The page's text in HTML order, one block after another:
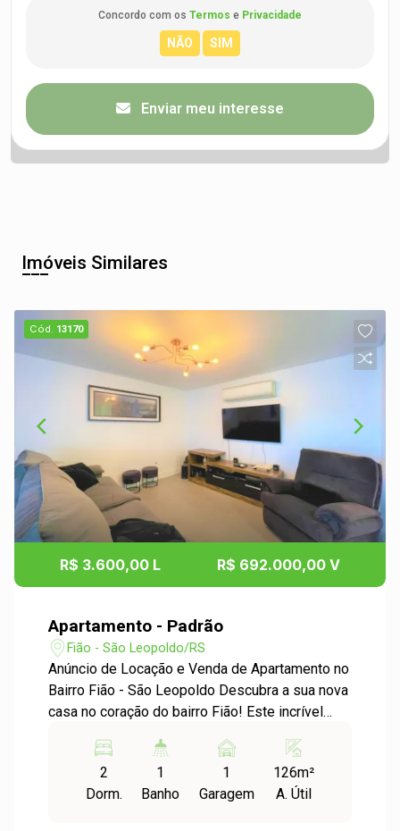
Concordo com os Termos e Privacidade
Enviar meu interesse
Imóveis Similares
Cód. 13170
R$ 3.600,00 L R$ 692.000,00 V
Apartamento - Padrão
Fião - São Leopoldo/RS
Anúncio de Locação e Venda de Apartamento no
Bairro Fião - São Leopoldo Descubra a sua nova
casa no coração do bairro Fião! Este incrível
locação e venda, oferecendo conforto e
praticidade em um dos bairros mais charmosos
de São Leopoldo. Destaques do Apartamento: -
2
Dorm.
1
Banho
1
Garagem
126m²
A. Útil